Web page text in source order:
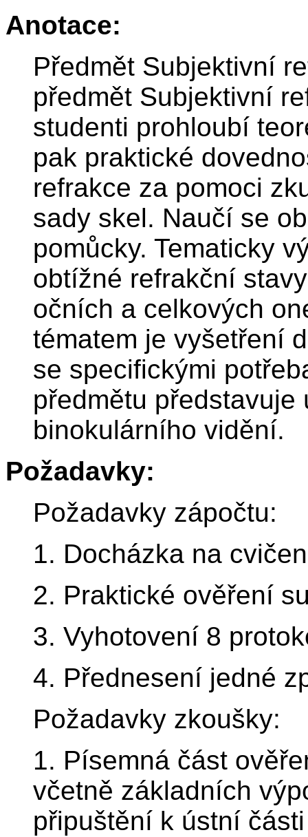
Anotace:
Předmět Subjektivní
předmět Subjektivní
studenti prohloubí
pak praktické
refrakce za pomoci
sady skel. Naučí se
pomůcky. Tematicky
obtížné refrakční
očních a celkových
tématem je vyšetření
se specifickými
předmětu
binokulárního vidění.
Požadavky:
Požadavky zápočtu:
1. Docházka na
2. Praktické ověření
3. Vyhotovení 8
4. Přednesení jedné
Požadavky zkoušky:
1. Písemná část
včetně základních
připuštění k ústní